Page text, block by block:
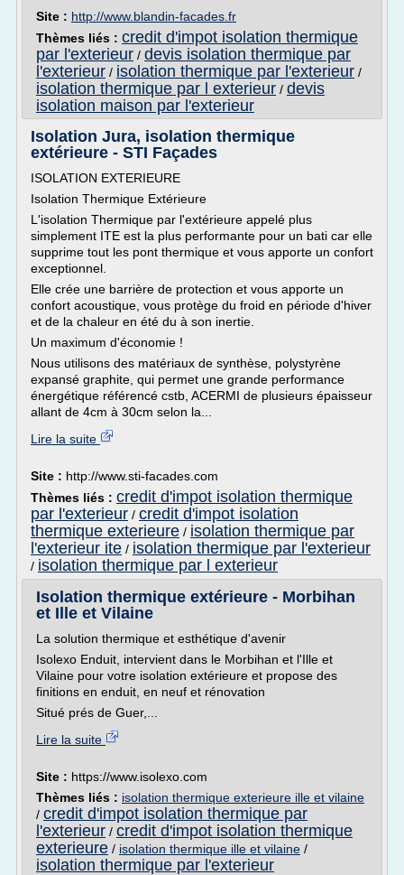
Site : http://www.blandin-facades.fr
Thèmes liés : credit d'impot isolation thermique
par l'exterieur / devis isolation thermique par
l'exterieur / isolation thermique par l'exterieur /
isolation thermique par l exterieur / devis
isolation maison par l'exterieur
Isolation Jura, isolation thermique
extérieure - STI Façades
ISOLATION EXTERIEURE
Isolation Thermique Extérieure
L'isolation Thermique par l'extérieure appelé plus
simplement ITE est la plus performante pour un bati car elle
supprime tout les pont thermique et vous apporte un confort
exceptionnel.
Elle crée une barrière de protection et vous apporte un
confort acoustique, vous protège du froid en période d'hiver
et de la chaleur en été du à son inertie.
Un maximum d'économie !
Nous utilisons des matériaux de synthèse, polystyrène
expansé graphite, qui permet une grande performance
énergétique référencé cstb, ACERMI de plusieurs épaisseur
allant de 4cm à 30cm selon la...
Lire la suite
Site : http://www.sti-facades.com
Thèmes liés : credit d'impot isolation thermique
par l'exterieur / credit d'impot isolation
thermique exterieure / isolation thermique par
l'exterieur ite / isolation thermique par l'exterieur
/ isolation thermique par l exterieur
Isolation thermique extérieure - Morbihan
et Ille et Vilaine
La solution thermique et esthétique d'avenir
Isolexo Enduit, intervient dans le Morbihan et l'Ille et
Vilaine pour votre isolation extérieure et propose des
finitions en enduit, en neuf et rénovation
Situé prés de Guer,...
Lire la suite
Site : https://www.isolexo.com
Thèmes liés : isolation thermique exterieure ille et vilaine
/ credit d'impot isolation thermique par
l'exterieur / credit d'impot isolation thermique
exterieure / isolation thermique ille et vilaine /
isolation thermique par l'exterieur